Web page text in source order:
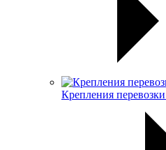
Крепления